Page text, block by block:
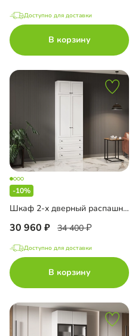
Доступно для доставки
В корзину
-10%
Шкаф 2-х дверный распашной Лестер-8+А3 с ящиками и антресолью
30 960 34 400
Доступно для доставки
В корзину